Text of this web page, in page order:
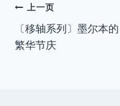
文
章
上一页
〔移轴系列〕墨尔本的
繁华节庆